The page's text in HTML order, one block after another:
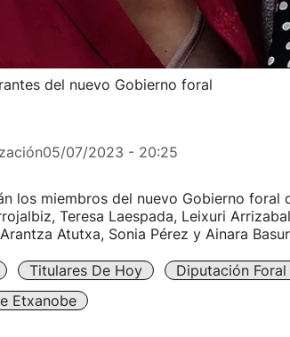
del nuevo Gobierno foral
05/07/2023 - 20:25
los miembros del nuevo Gobierno foral
Teresa Laespada, Leixuri
Atutxa, Sonia Pérez y Ainara
Titulares De Hoy
Diputación
Etxanobe